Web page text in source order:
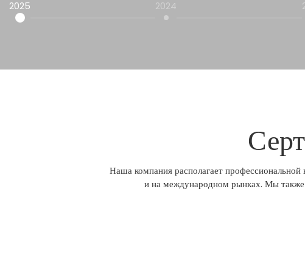
2025 2024
Наша компания располагает
и на международном рынках. Мы также